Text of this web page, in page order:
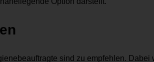
sind zu empfehlen. Dabei